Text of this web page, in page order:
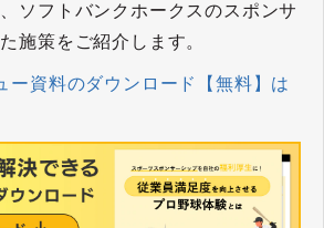
ソフトバンクホークスのスポンサ
施策をご紹介します。
ー資料のダウンロード【無料】は